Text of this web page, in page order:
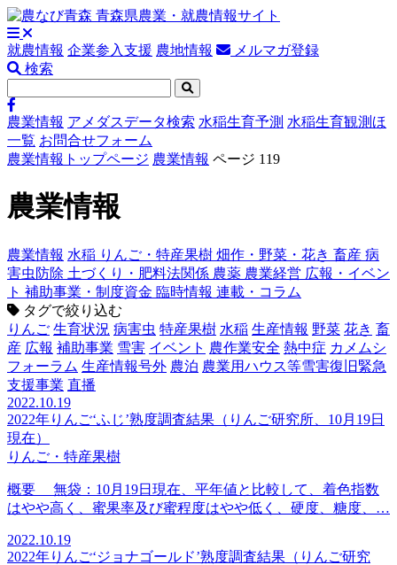
就農情報 企業参入支援 農地情報
メルマガ登録
検索
農業情報 アメダスデータ検索 水稲生育予測 水稲生育観測ほ
一覧 お問合せフォーム
農業情報トップページ 農業情報 ページ 119
農業情報
農業情報 水稲 りんご・特産果樹 畑作・野菜・花き 畜産 病
害虫防除 土づくり・肥料法関係 農薬 農業経営 広報・イベン
ト 補助事業・制度資金 臨時情報 連載・コラム
タグで絞り込む
りんご 生育状況 病害虫 特産果樹 水稲 生産情報 野菜 花き 畜
産 広報 補助事業 雪害 イベント 農作業安全 熱中症 カメムシ
フォーラム 生産情報号外 農泊 農業用ハウス等雪害復旧緊急
支援事業 直播
2022.10.19
2022年りんご‘ふじ’熟度調査結果（りんご研究所、10月19日
現在）
りんご・特産果樹
概要 無袋：10月19日現在、平年値と比較して、着色指数
はやや高く、蜜果率及び蜜程度はやや低く、硬度、糖度、…
2022.10.19
2022年りんご‘ジョナゴールド’熟度調査結果（りんご研究